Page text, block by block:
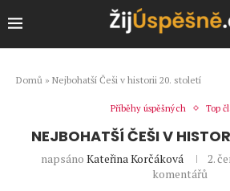
Domů » Nejbohatší Češi v historii 20. století
Příběhy úspěšných Top
NEJBOHATŠÍ ČEŠI V
napsáno Kateřina Korčáková 2.
komentářů